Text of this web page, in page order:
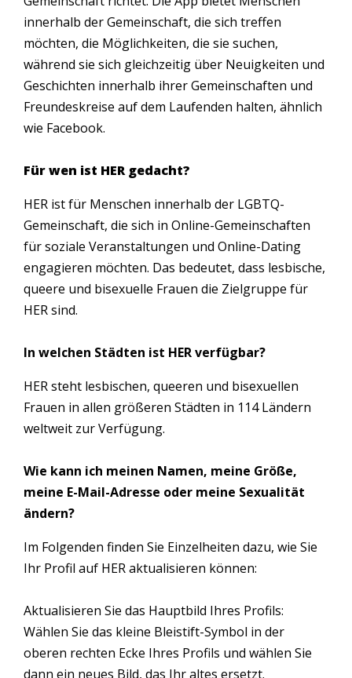
innerhalb der Gemeinschaft, die sich treffen
möchten, die Möglichkeiten, die sie suchen,
während sie sich gleichzeitig über Neuigkeiten und
Geschichten innerhalb ihrer Gemeinschaften und
Freundeskreise auf dem Laufenden halten, ähnlich
wie Facebook.
Für wen ist HER gedacht?
HER ist für Menschen innerhalb der LGBTQ-
Gemeinschaft, die sich in Online-Gemeinschaften
für soziale Veranstaltungen und Online-Dating
engagieren möchten. Das bedeutet, dass lesbische,
queere und bisexuelle Frauen die Zielgruppe für
HER sind.
In welchen Städten ist HER verfügbar?
HER steht lesbischen, queeren und bisexuellen
Frauen in allen größeren Städten in 114 Ländern
weltweit zur Verfügung.
Wie kann ich meinen Namen, meine Größe,
meine E-Mail-Adresse oder meine Sexualität
ändern?
Im Folgenden finden Sie Einzelheiten dazu, wie Sie
Ihr Profil auf HER aktualisieren können:
Aktualisieren Sie das Hauptbild Ihres Profils:
Wählen Sie das kleine Bleistift-Symbol in der
oberen rechten Ecke Ihres Profils und wählen Sie
dann ein neues Bild, das Ihr altes ersetzt.